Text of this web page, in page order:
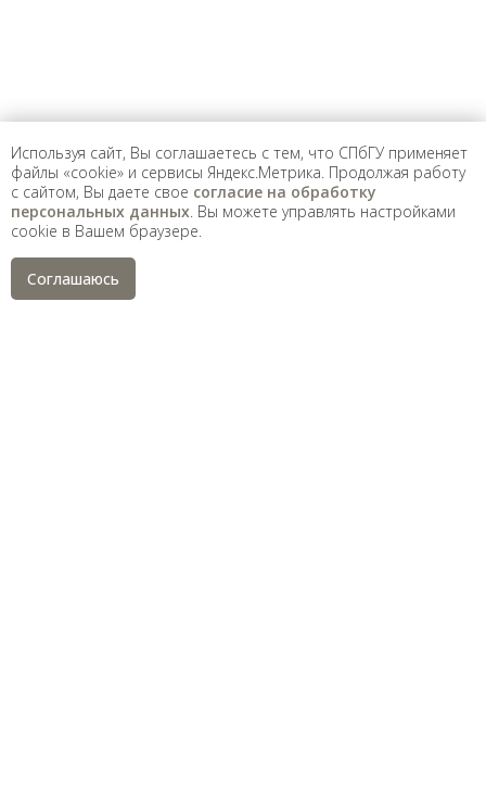
На данном информационном ресурсе могут быть
Политика СПбГУ в отношении обработки
персональных данных
Saint Petersburg State University
Санкт-Петербургский государственный университет©
2026
Используя сайт, Вы соглашаетесь с тем, что СПбГУ применяет
файлы «cookie» и сервисы Яндекс.Метрика. Продолжая работу
с сайтом, Вы даете свое согласие на обработку
персональных данных . Вы можете управлять настройками
cookie в Вашем браузере.
Соглашаюсь